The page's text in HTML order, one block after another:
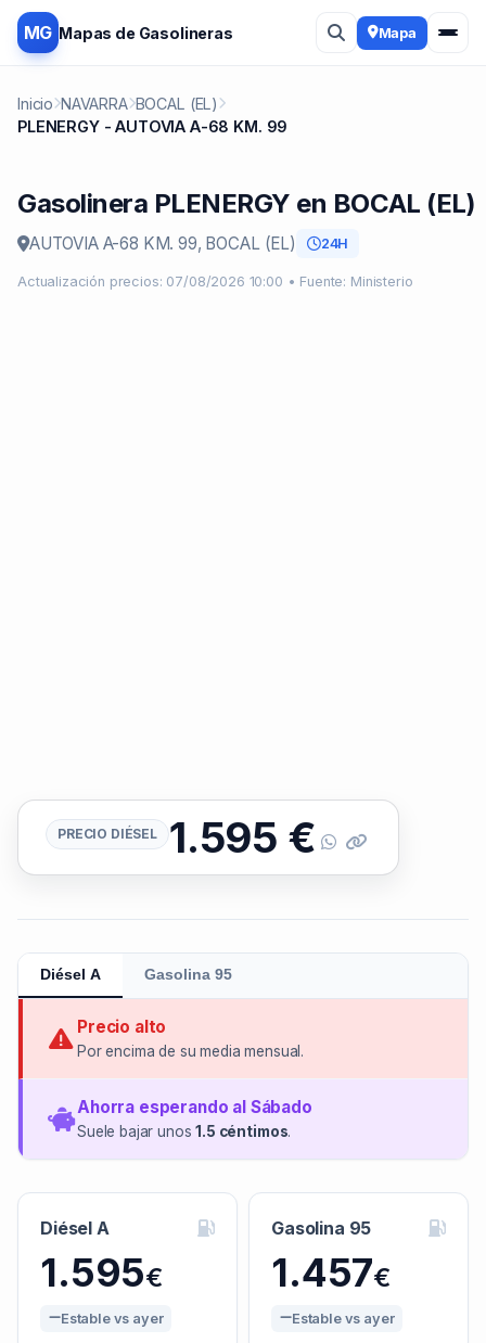
MG Mapas de Gasolineras Mapa
Inicio NAVARRA BOCAL (EL)
PLENERGY - AUTOVIA A-68 KM. 99
Gasolinera PLENERGY en BOCAL (EL)
AUTOVIA A-68 KM. 99, BOCAL (EL) 24H
Actualización precios: 07/08/2026 10:00 • Fuente: Ministerio
PRECIO DIÉSEL 1.595 €
Diésel A Gasolina 95
Precio alto
Por encima de su media mensual.
Ahorra esperando al Sábado
Suele bajar unos1.5 céntimos.
Diésel A
1.595€
Estable vs ayer
Gasolina 95
1.457€
Estable vs ayer